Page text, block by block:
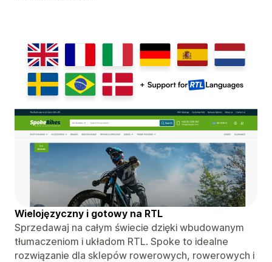
Wielojęzyczny i gotowy na RTL
Sprzedawaj na całym świecie dzięki wbudowanym
tłumaczeniom i układom RTL. Spoke to idealne
rozwiązanie dla sklepów rowerowych, rowerowych i